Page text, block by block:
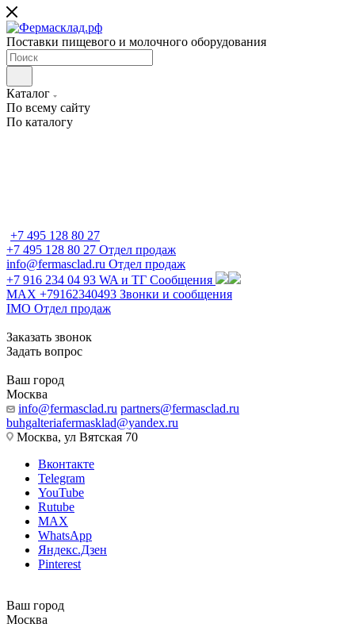
Поставки пищевого и молочного оборудования
Каталог
По всему сайту
По каталогу
+7 495 128 80 27
+7 495 128 80 27 Отдел продаж
info@fermasclad.ru Отдел продаж
+7 916 234 04 93 WA и ТГ Сообщения
MAX +79162340493 Звонки и сообщения
IMO Отдел продаж
Заказать звонок
Задать вопрос
Ваш город
Москва
info@fermasclad.ru partners@fermasclad.ru
buhgalteriafermasklad@yandex.ru
Москва, ул Вятская 70
Вконтакте
Telegram
YouTube
Rutube
MAX
WhatsApp
Яндекс.Дзен
Pinterest
Ваш город
Москва